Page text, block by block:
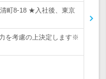
清町8-18 ★入社後、東京
を考慮の上決定します※